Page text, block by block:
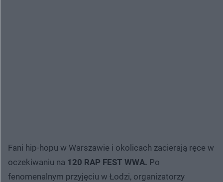
Fani hip-hopu w Warszawie i okolicach zacierają ręce w
oczekiwaniu na 120 RAP FEST WWA. Po
fenomenalnym przyjęciu w Łodzi, organizatorzy